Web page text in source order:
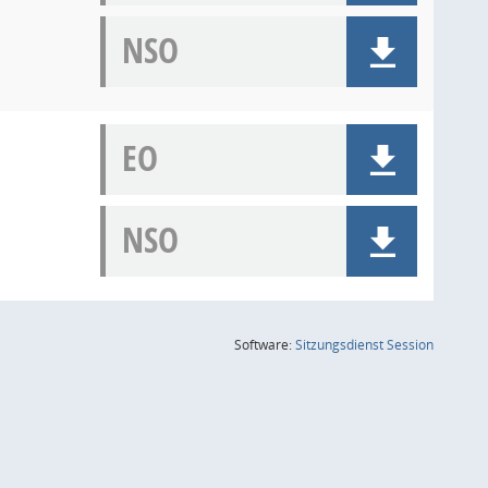
NSO
EO
NSO
Software:SitzungsdienstSession(Wird in